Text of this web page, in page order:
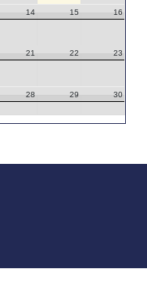
14 15 16
21 22 23
28 29 30